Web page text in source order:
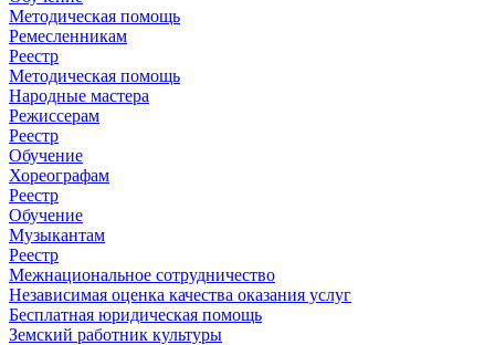
Методическая помощь
Ремесленникам
Реестр
Методическая помощь
Народные мастера
Режиссерам
Реестр
Обучение
Хореографам
Реестр
Обучение
Музыкантам
Реестр
Межнациональное сотрудничество
Независимая оценка качества оказания услуг
Бесплатная юридическая помощь
Земский работник культуры